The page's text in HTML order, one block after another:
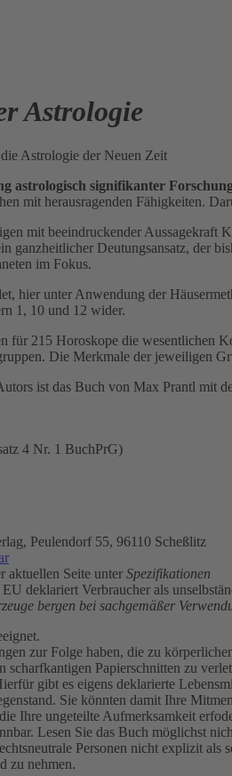
Astrologie
Astrologie der Neuen Zeit
astrologisch signifikanter
mit herausragenden Fähigkeiten.
mit beeindruckender
ganzheitlicher Deutungsansatz, der
im Fokus.
hier unter Anwendung der
1, 10 und 12 wider.
215 Horoskope die wesentlichen
Die Merkmale der jeweiligen
ist das Buch von Max Prantl mit
4 Nr. 1 BuchPrG)
Peulendorf 55, 96110 Scheßlitz
aktuellen Seite unter Spezifikationen
deklariert Verbraucher als
bergen bei sachgemäßer
zur Folge haben, die zu
scharfkantigen Papierschnitten zu
gibt es eigens deklarierte
Sie könnten damit Ihre
Ihre ungeteilte Aufmerksamkeit
Lesen Sie das Buch möglichst
Personen nicht explizit
zu nehmen.